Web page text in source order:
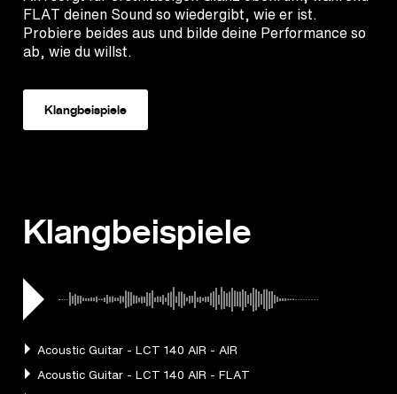
FLAT deinen Sound so wiedergibt, wie er ist.
Probiere beides aus und bilde deine Performance so
ab, wie du willst.
Klangbeispiele
Klangbeispiele